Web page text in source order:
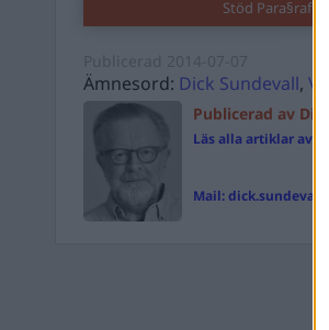
Stöd Para§raf
Ämnesord: Dick Sundevall,
Publicerad av
Läs alla artiklar av
Mail: